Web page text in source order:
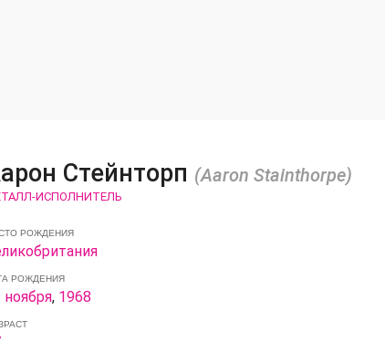
Стейнторп (Aaron Stainthorpe)
ИСПОЛНИТЕЛЬ
РОЖДЕНИЯ
РОЖДЕНИЯ
ноября, 1968